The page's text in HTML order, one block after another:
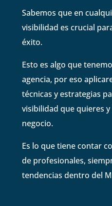
Sabemos que en
visibilidad es crucial
éxito.
Esto es algo que
agencia, por eso
técnicas y estrategias
visibilidad que quieres
negocio.
Es lo que tiene contar
de profesionales,
tendencias dentro del